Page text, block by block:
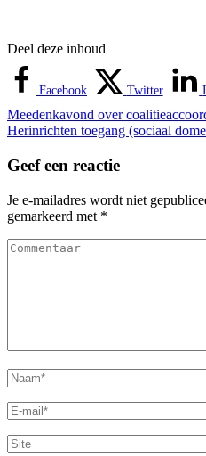
Deel deze inhoud
Facebook Twitter
Bericht
navigatie
Meedenkavond over
Herinrichten toegang (sociaal
Geef een reactie
Je e-mailadres wordt niet
gemarkeerd met *
Commentaar
Naam*
E-
mail*
Site